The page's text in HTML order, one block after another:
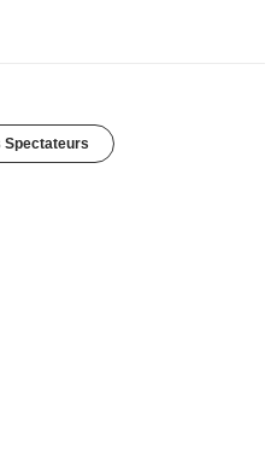
Spectateurs